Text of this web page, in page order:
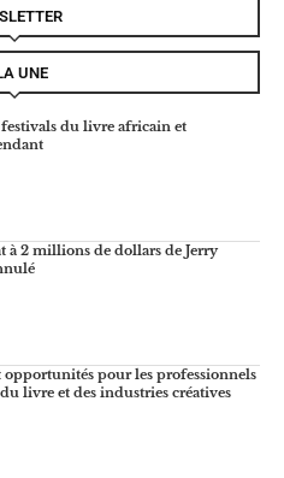
UNE
festivals du livre africain et
à 2 millions de dollars de Jerry
opportunités pour les professionnels
livre et des industries créatives